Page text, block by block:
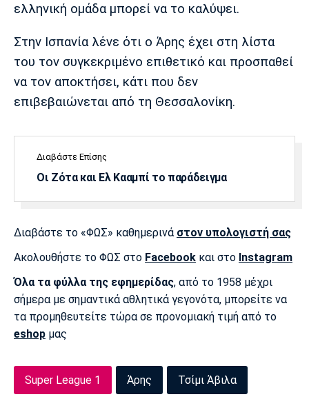
Μάντσεστερ
Τσέλσι Άρσεναλ
Λίβερπουλ
Μάντσεστερ
Σίτι
Γιουβέντους
Ίντερ Μίλαν Μπάγερν
Μπορούσια
Παρί Σεν
Μαρσέιγ
ελληνική ομάδα μπορεί να το καλύψει.
Στην Ισπανία λένε ότι ο Άρης έχει στη λίστα
του τον συγκεκριμένο επιθετικό και προσπαθεί
να τον αποκτήσει, κάτι που δεν
επιβεβαιώνεται από τη Θεσσαλονίκη.
Διαβάστε Επίσης
Οι Ζότα και Ελ Κααμπί το παράδειγμα
Διαβάστε το «ΦΩΣ» καθημερινά στον υπολογιστή σας
Ακολουθήστε το ΦΩΣ στο Facebook και στο Instagram
Όλα τα φύλλα της εφημερίδας, από το 1958 μέχρι
σήμερα με σημαντικά αθλητικά γεγονότα, μπορείτε να
τα προμηθευτείτε τώρα σε προνομιακή τιμή από το
eshop μας
Super League 1 Άρης Τσίμι Άβιλα